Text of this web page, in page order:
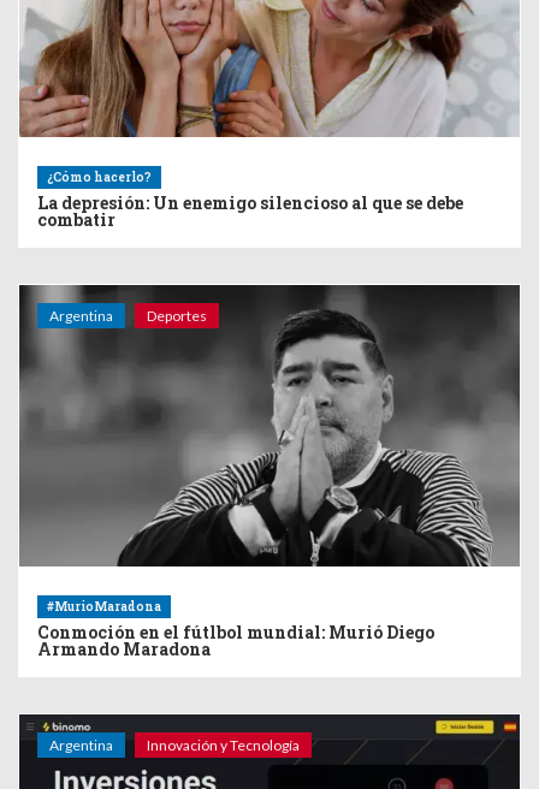
¿Cómo hacerlo?
La depresión: Un enemigo silencioso al que se debe
combatir
Argentina Deportes
#MurioMaradona
Conmoción en el fútlbol mundial: Murió Diego
Armando Maradona
Argentina Innovación y Tecnología